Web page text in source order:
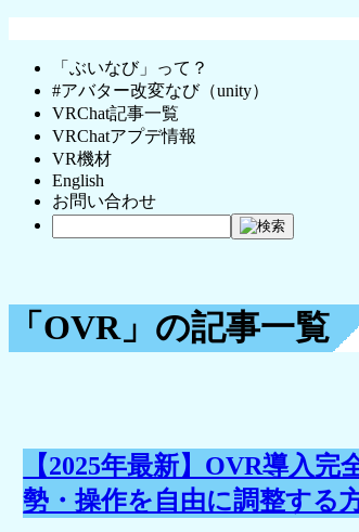
「ぶいなび」って？
#アバター改変なび（unity）
VRChat記事一覧
VRChatアプデ情報
VR機材
English
お問い合わせ
「OVR」の記事一覧
【2025年最新】OVR導入
勢・操作を自由に調整する